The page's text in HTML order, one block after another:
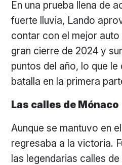
En una prueba llena de
fuerte lluvia, Lando
contar con el mejor
gran cierre de 2024 y
puntos del año, lo que le
batalla en la primera
Las calles de Mónaco
Aunque se mantuvo en
regresaba a la victoria.
las legendarias calles